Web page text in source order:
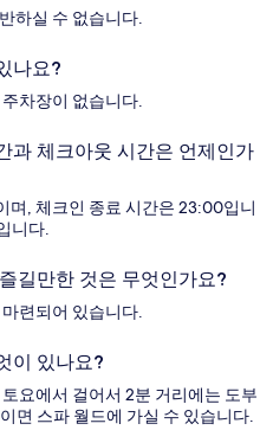
하실 수 없습니다.
나요?
차장이 없습니다.
과 체크아웃 시간은 언제인가
며, 체크인 종료 시간은 23:00입니
니다.
길만한 것은 무엇인가요?
련되어 있습니다.
이 있나요?
요에서 걸어서 2분 거리에는 도부
면 스파 월드에 가실 수 있습니다.